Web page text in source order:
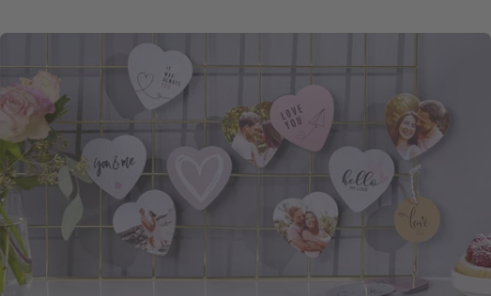
Sticker instant
Bandă foto
Fotografii retro XXL